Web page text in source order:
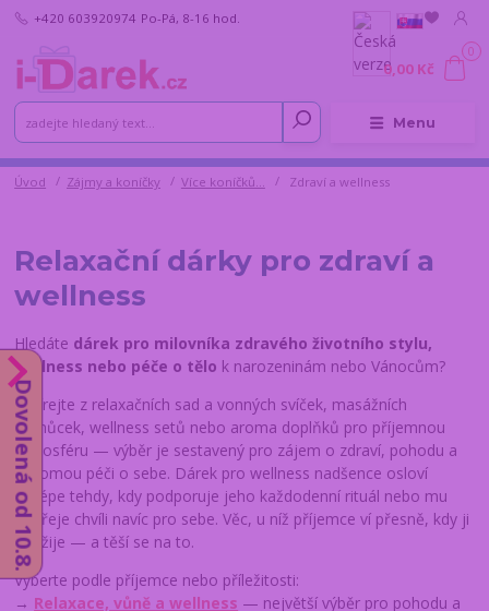
Menu
+420 603920974 Po-Pá, 8-16 hod.
0
0,00 Kč
Úvod Zájmy a koníčky Více koníčků... Zdraví a wellness
Relaxační dárky pro zdraví a
wellness
Hledáte dárek pro milovníka zdravého životního stylu,
wellness nebo péče o tělo k narozeninám nebo Vánocům?
Vybírejte z relaxačních sad a vonných svíček, masážních
pomůcek, wellness setů nebo aroma doplňků pro příjemnou
atmosféru — výběr je sestavený pro zájem o zdraví, pohodu a
vědomou péči o sebe. Dárek pro wellness nadšence osloví
nejlépe tehdy, kdy podporuje jeho každodenní rituál nebo mu
dopřeje chvíli navíc pro sebe. Věc, u níž příjemce ví přesně, kdy ji
použije — a těší se na to.
Vyberte podle příjemce nebo příležitosti:
→ Relaxace, vůně a wellness — největší výběr pro pohodu a
Dovolená od 10.8.